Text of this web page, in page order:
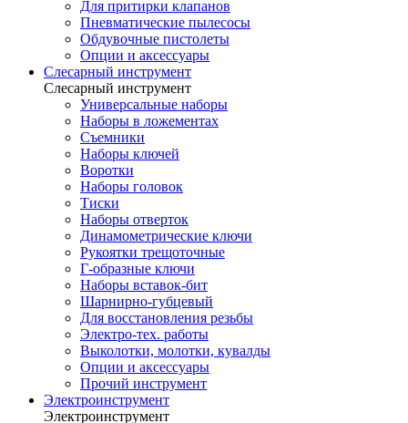
Для притирки клапанов
Пневматические пылесосы
Обдувочные пистолеты
Опции и аксессуары
Слесарный инструмент
Слесарный инструмент
Универсальные наборы
Наборы в ложементах
Съемники
Наборы ключей
Воротки
Наборы головок
Тиски
Наборы отверток
Динамометрические ключи
Рукоятки трещоточные
Г-образные ключи
Наборы вставок-бит
Шарнирно-губцевый
Для восстановления резьбы
Электро-тех. работы
Выколотки, молотки, кувалды
Опции и аксессуары
Прочий инструмент
Электроинструмент
Электроинструмент